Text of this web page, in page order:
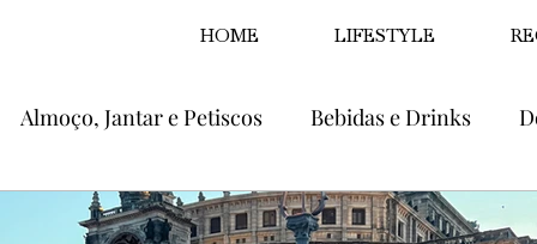
HOME LIFESTYLE
Almoço, Jantar e Petiscos Bebidas e Drinks